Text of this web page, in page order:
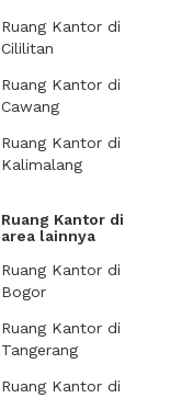
Ruang Kantor di
Cililitan
Ruang Kantor di
Cawang
Ruang Kantor di
Kalimalang
Ruang Kantor di
area lainnya
Ruang Kantor di
Bogor
Ruang Kantor di
Tangerang
Ruang Kantor di